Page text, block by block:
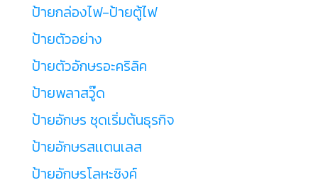
ป้ายกล่องไฟ-ป้ายตู้ไฟ
ป้ายตัวอย่าง
ป้ายตัวอักษรอะคริลิค
ป้ายพลาสวู๊ด
ป้ายอักษร ชุดเริ่มต้นธุรกิจ
ป้ายอักษรสเเตนเลส
ป้ายอักษรโลหะซิงค์